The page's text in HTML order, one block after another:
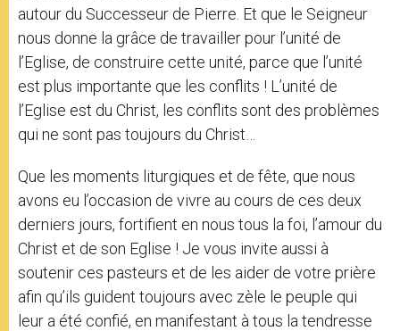
autour du Successeur de Pierre. Et que le Seigneur
nous donne la grâce de travailler pour l’unité de
l’Eglise, de construire cette unité, parce que l’unité
est plus importante que les conflits ! L’unité de
l’Eglise est du Christ, les conflits sont des problèmes
qui ne sont pas toujours du Christ…
Que les moments liturgiques et de fête, que nous
avons eu l’occasion de vivre au cours de ces deux
derniers jours, fortifient en nous tous la foi, l’amour du
Christ et de son Eglise ! Je vous invite aussi à
soutenir ces pasteurs et de les aider de votre prière
afin qu’ils guident toujours avec zèle le peuple qui
leur a été confié, en manifestant à tous la tendresse